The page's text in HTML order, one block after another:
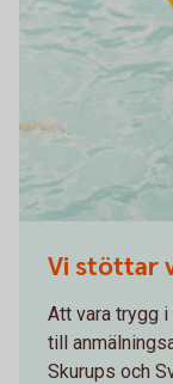
Vi stöttar
Att vara trygg
till
Skurups och